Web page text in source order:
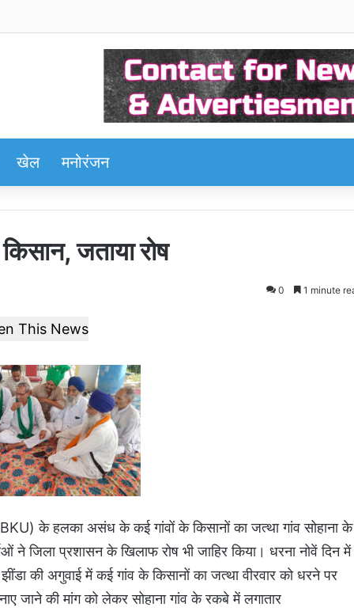
खेल मनोरंजन
जताया रोष
0 1 minute
This News
(BKU) के हलका असंध के कई गांवों के किसानों का जत्था गांव सोहाना के
ने जिला प्रशासन के खिलाफ रोष भी जाहिर किया। धरना नोवें दिन में
की अगुवाई में कई गांव के किसानों का जत्था वीरवार को धरने पर
जाने की मांग को लेकर सोहाना गांव के रकबे में लगातार